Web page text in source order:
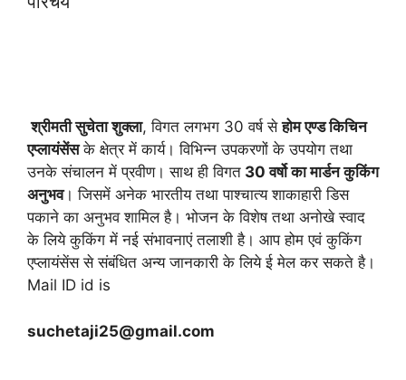
श्रीमती सुचेता शुक्ला, विगत लगभग 30 वर्ष सेहोम एण्ड किचिन
एप्लायंसेंसके क्षेत्र में कार्य। विभिन्न उपकरणों के उपयोग तथा
उनके संचालन में प्रवीण। साथ ही विगत 30 वर्षो का मार्डन कुकिंग
अनुभव। जिसमें अनेक भारतीय तथा पाश्चात्य शाकाहारी डिस
पकाने का अनुभव शामिल है। भोजन के विशेष तथा अनोखे स्वाद
के लिये कुकिंग में नई संभावनाएं तलाशी है। आप होम एवं कुकिंग
एप्लायंसेंस से संबंधित अन्य जानकारी के लिये ई मेल कर सकते है।
Mail ID id is
suchetaji25@gmail.com